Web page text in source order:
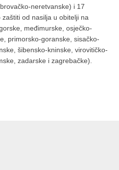
neretvanske) i 17
od nasilja u obitelji na
međimurske, osječko-
primorsko-goranske, sisačko-
šibensko-kninske, virovitičko-
zadarske i zagrebačke).